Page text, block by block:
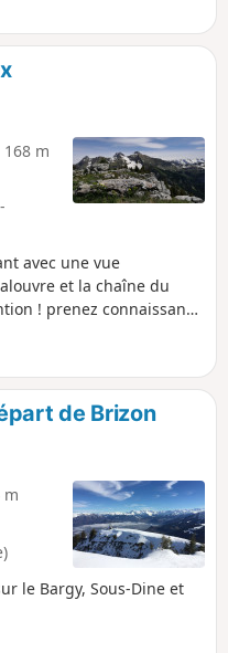
par temps humide.
168 m
avec une vue
et la chaîne du
! prenez connaissance
de Brizon
m
le Bargy, Sous-Dine et